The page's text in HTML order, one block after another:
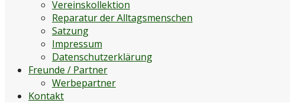
Vereinskollektion
Reparatur der Alltagsmenschen
Satzung
Impressum
Datenschutzerklärung
Freunde / Partner
Werbepartner
Kontakt